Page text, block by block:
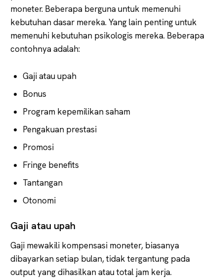
moneter. Beberapa berguna untuk memenuhi
kebutuhan dasar mereka. Yang lain penting untuk
memenuhi kebutuhan psikologis mereka. Beberapa
contohnya adalah:
Gaji atau upah
Bonus
Program kepemilikan saham
Pengakuan prestasi
Promosi
Fringe benefits
Tantangan
Otonomi
Gaji atau upah
Gaji mewakili kompensasi moneter, biasanya
dibayarkan setiap bulan, tidak tergantung pada
output yang dihasilkan atau total jam kerja.